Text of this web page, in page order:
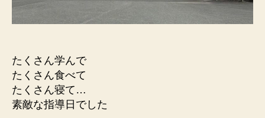
たくさん学んで
たくさん食べて
たくさん寝て…
素敵な指導日でした